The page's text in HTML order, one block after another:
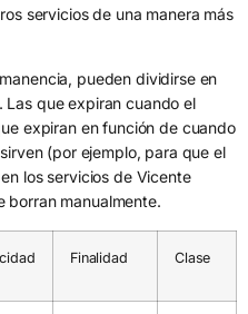
servicios de una manera más
pueden dividirse en
Las que expiran cuando el
expiran en función de cuando
(por ejemplo, para que el
los servicios de Vicente
borran manualmente.
Finalidad Clase